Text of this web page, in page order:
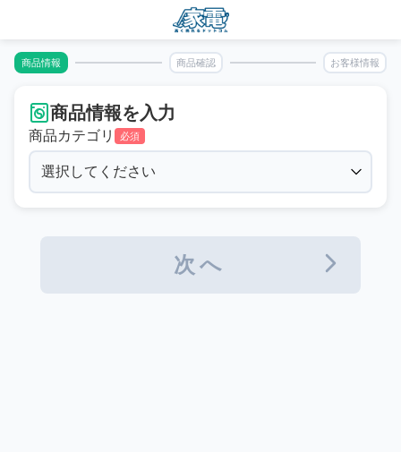
商品情報 商品確認 お客様情報
商品情報を入力
商品カテゴリ 必須
次へ